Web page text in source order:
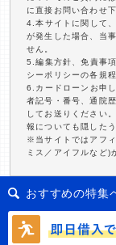
に直接お問い合わせ下
4.本サイトに関して
が発生した場合、当
せん。
5.編集方針、免責事
シーポリシーの各規
6.カードローンお申
者記号・番号、通院
してお送りください
報についても隠した
※当サイトではアフ
ミス／アイフルなど)
おすすめの特集